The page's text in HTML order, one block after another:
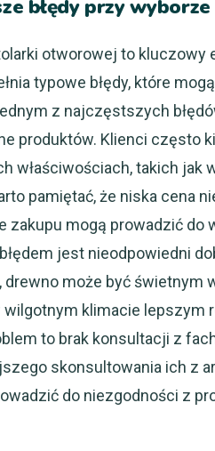
błędy przy
otworowej to kluczowy
typowe błędy, które
z najczęstszych
produktów. Klienci często
właściwościach, takich jak
pamiętać, że niska cena
zakupu mogą prowadzić
jest nieodpowiedni
drewno może być świetnym
klimacie lepszym
to brak konsultacji z
skonsultowania ich z
do niezgodności z